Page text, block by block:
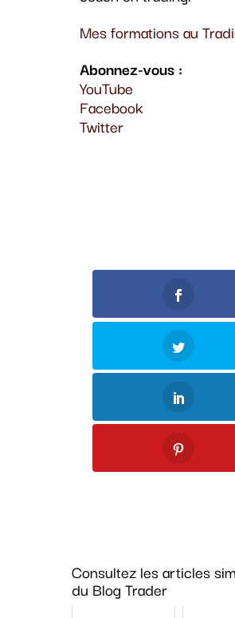
Mes formations au
Abonnez-vous :
YouTube
Facebook
Twitter
Consultez les articles
du Blog Trader